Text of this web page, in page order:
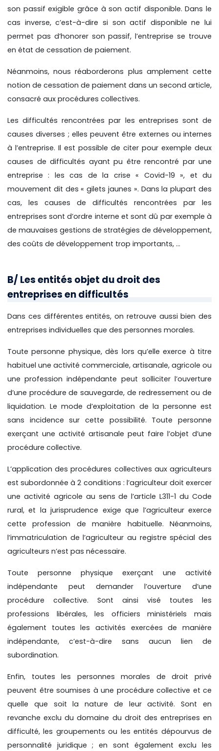
son passif exigible grâce à son actif disponible. Dans le
cas inverse, c’est-à-dire si son actif disponible ne lui
permet pas d’honorer son passif, l’entreprise se trouve
en état de cessation de paiement.
Néanmoins, nous réaborderons plus amplement cette
notion de cessation de paiement dans un second article,
consacré aux procédures collectives.
Les difficultés rencontrées par les entreprises sont de
causes diverses ; elles peuvent être externes ou internes
à l’entreprise. Il est possible de citer pour exemple deux
causes de difficultés ayant pu être rencontré par une
entreprise : les cas de la crise « Covid-19 », et du
mouvement dit des « gilets jaunes ». Dans la plupart des
cas, les causes de difficultés rencontrées par les
entreprises sont d’ordre interne et sont dû par exemple à
de mauvaises gestions de stratégies de développement,
des coûts de développement trop importants, …
B/ Les entités objet du droit des
entreprises en difficultés
Dans ces différentes entités, on retrouve aussi bien des
entreprises individuelles que des personnes morales.
Toute personne physique, dès lors qu’elle exerce à titre
habituel une activité commerciale, artisanale, agricole ou
une profession indépendante peut solliciter l’ouverture
d’une procédure de sauvegarde, de redressement ou de
liquidation. Le mode d’exploitation de la personne est
sans incidence sur cette possibilité. Toute personne
exerçant une activité artisanale peut faire l’objet d’une
procédure collective.
L’application des procédures collectives aux agriculteurs
est subordonnée à 2 conditions : l’agriculteur doit exercer
une activité agricole au sens de l’article L311-1 du Code
rural, et la jurisprudence exige que l’agriculteur exerce
cette profession de manière habituelle. Néanmoins,
l’immatriculation de l’agriculteur au registre spécial des
agriculteurs n’est pas nécessaire.
Toute personne physique exerçant une activité
indépendante peut demander l’ouverture d’une
procédure collective. Sont ainsi visé toutes les
professions libérales, les officiers ministériels mais
également toutes les activités exercées de manière
indépendante, c’est-à-dire sans aucun lien de
subordination.
Enfin, toutes les personnes morales de droit privé
peuvent être soumises à une procédure collective et ce
quelle que soit la nature de leur activité. Sont en
revanche exclu du domaine du droit des entreprises en
difficulté, les groupements ou les entités dépourvus de
personnalité juridique ; en sont également exclu les